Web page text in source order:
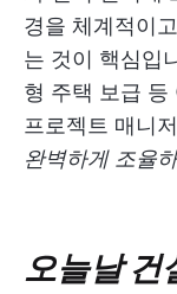
경을 체계적이
는 것이 핵심입
형 주택 보급 등
프로젝트 매니
완벽하게 조율
오늘날 건